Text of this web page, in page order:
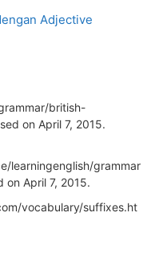
Adjective
british-
on April 7, 2015.
learningenglish/grammar
on April 7, 2015.
vocabulary/suffixes.ht